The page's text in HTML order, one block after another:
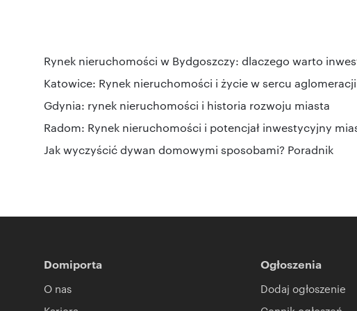
Rynek nieruchomości w Bydgoszczy: dlaczego warto
Katowice: Rynek nieruchomości i życie w sercu aglomeracji
Gdynia: rynek nieruchomości i historia rozwoju miasta
Radom: Rynek nieruchomości i potencjał inwestycyjny
Jak wyczyścić dywan domowymi sposobami? Poradnik
Domiporta
O nas
Ogłoszenia
Dodaj ogłoszenie